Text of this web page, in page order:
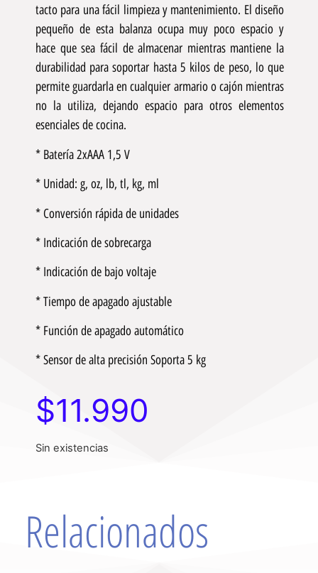
tacto para una fácil limpieza y mantenimiento. El diseño
pequeño de esta balanza ocupa muy poco espacio y
hace que sea fácil de almacenar mientras mantiene la
durabilidad para soportar hasta 5 kilos de peso, lo que
permite guardarla en cualquier armario o cajón mientras
no la utiliza, dejando espacio para otros elementos
esenciales de cocina.
* Batería 2xAAA 1,5 V
* Unidad: g, oz, lb, tl, kg, ml
* Conversión rápida de unidades
* Indicación de sobrecarga
* Indicación de bajo voltaje
* Tiempo de apagado ajustable
* Función de apagado automático
* Sensor de alta precisión Soporta 5 kg
$11.990
Sin existencias
Relacionados